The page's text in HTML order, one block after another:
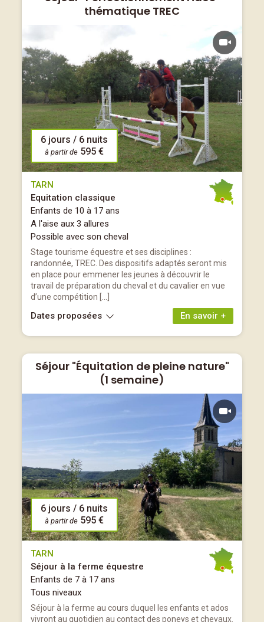
thématique TREC
6 jours / 6 nuits
à partir de 595 €
TARN
Equitation classique
Enfants de 10 à 17 ans
A l'aise aux 3 allures
Possible avec son cheval
Stage tourisme équestre et ses disciplines :
randonnée, TREC. Des dispositifs adaptés seront mis
en place pour emmener les jeunes à découvrir le
travail de préparation du cheval et du cavalier en vue
d’une compétition […]
En savoir +
Dates proposées
Séjour "Équitation de pleine nature"
(1 semaine)
6 jours / 6 nuits
à partir de 595 €
TARN
Séjour à la ferme équestre
Enfants de 7 à 17 ans
Tous niveaux
Séjour à la ferme au cours duquel les enfants et ados
vivront au quotidien au contact des poneys et chevaux.